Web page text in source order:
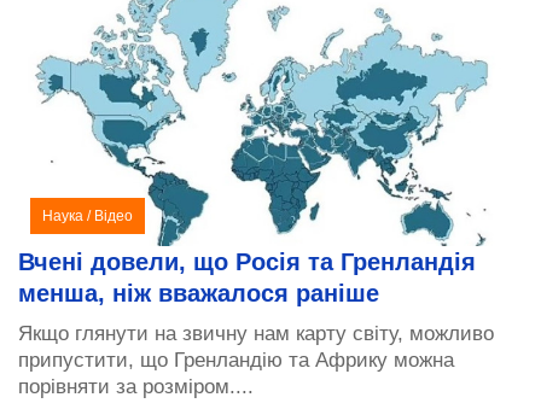
Наука / Відео
Вчені довели, що Росія та Гренландія
менша, ніж вважалося раніше
Якщо глянути на звичну нам карту світу, можливо
припустити, що Гренландію та Африку можна
порівняти за розміром....